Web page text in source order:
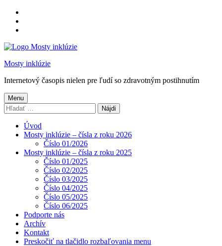
obsah
pätičku
Mosty inklúzie
Internetový časopis nielen pre ľudí so zdravotným postihnutím
Menu
Hľadať:
Úvod
Mosty inklúzie – čísla z roku 2026
Číslo 01/2026
Mosty inklúzie – čísla z roku 2025
Číslo 01/2025
Číslo 02/2025
Číslo 03/2025
Číslo 04/2025
Číslo 05/2025
Číslo 06/2025
Podporte nás
Archív
Kontakt
Preskočiť na tlačidlo rozbaľovania menu